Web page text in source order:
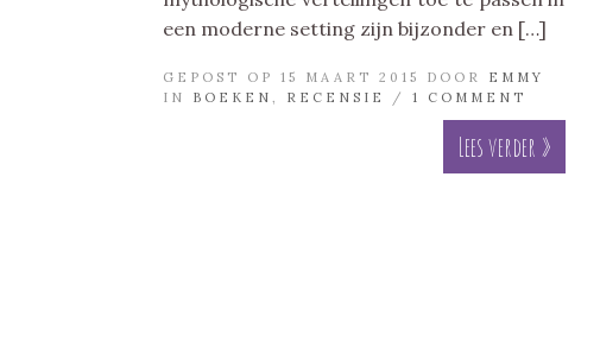
een moderne setting zijn bijzonder en […]
GEPOST OP 15 MAART 2015 DOOR EMMY
IN BOEKEN , RECENSIE / 1 COMMENT
Lees verder »